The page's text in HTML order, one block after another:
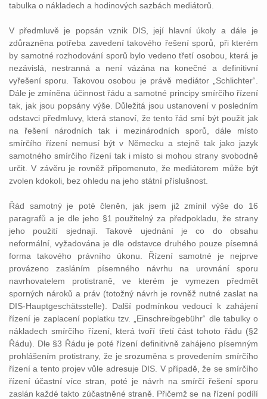
tabulka o nákladech a hodinových sazbách mediátorů.
V předmluvě je popsán vznik DIS, její hlavní úkoly a dále je
zdůrazněna potřeba zavedení takového řešení sporů, při kterém
by samotné rozhodování sporů bylo vedeno třetí osobou, která je
nezávislá, nestranná a není vázána na konečné a definitivní
vyřešení sporu. Takovou osobou je právě mediátor „Schlichter“.
Dále je zmíněna účinnost řádu a samotné principy smírčího řízení
tak, jak jsou popsány výše. Důležitá jsou ustanovení v posledním
odstavci předmluvy, která stanoví, že tento řád smí být použit jak
na řešení národních tak i mezinárodních sporů, dále místo
smírčího řízení nemusí být v Německu a stejně tak jako jazyk
samotného smírčího řízení tak i místo si mohou strany svobodně
určit. V závěru je rovněž připomenuto, že mediátorem může být
zvolen kdokoli, bez ohledu na jeho státní příslušnost.
Řád samotný je poté členěn, jak jsem již zmínil výše do 16
paragrafů a je dle jeho §1 použitelný za předpokladu, že strany
jeho použití sjednají. Takové ujednání je co do obsahu
neformální, vyžadována je dle odstavce druhého pouze písemná
forma takového právního úkonu. Řízení samotné je nejprve
provázeno zasláním písemného návrhu na urovnání sporu
navrhovatelem protistraně, ve kterém je vymezen předmět
sporných nároků a práv (totožný návrh je rovněž nutné zaslat na
DIS-Hauptgeschätsstelle). Další podmínkou vedoucí k zahájení
řízení je zaplacení poplatku tzv. „Einschreibgebühr“ dle tabulky o
nákladech smírčího řízení, která tvoří třetí část tohoto řádu (§2
Řádu). Dle §3 Řádu je poté řízení definitivně zahájeno písemným
prohlášením protistrany, že je srozuměna s provedením smírčího
řízení a tento projev vůle adresuje DIS. V případě, že se smírčího
řízení účastní více stran, poté je návrh na smírčí řešení sporu
zaslán každé takto zúčastněné straně. Přičemž se na řízení podílí